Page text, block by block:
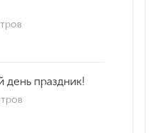
день праздник!